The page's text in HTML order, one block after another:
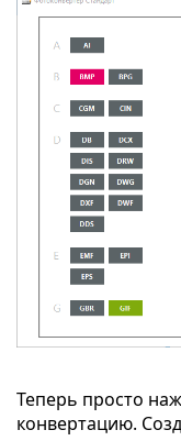
Теперь просто
конвертацию.